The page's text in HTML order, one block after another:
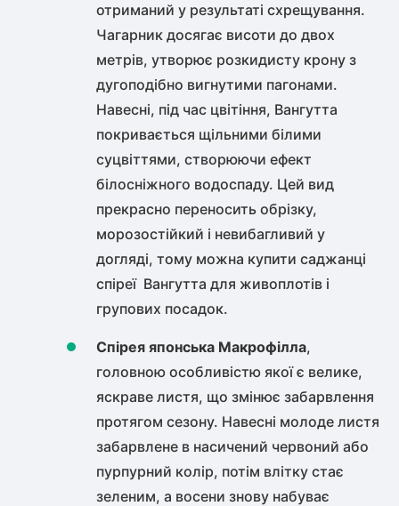
отриманий у результаті схрещування.
Чагарник досягає висоти до двох
метрів, утворює розкидисту крону з
дугоподібно вигнутими пагонами.
Навесні, під час цвітіння, Вангутта
покривається щільними білими
суцвіттями, створюючи ефект
білосніжного водоспаду. Цей вид
прекрасно переносить обрізку,
морозостійкий і невибагливий у
догляді, тому можна купити саджанці
спіреїВангутта для живоплотів і
групових посадок.
Спірея японська Макрофілла,
головною особливістю якої є велике,
яскраве листя, що змінює забарвлення
протягом сезону. Навесні молоде листя
забарвлене в насичений червоний або
пурпурний колір, потім влітку стає
зеленим, а восени знову набуває